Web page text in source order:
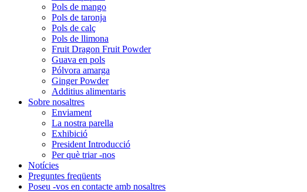
Pols de mango
Pols de taronja
Pols de calç
Pols de llimona
Fruit Dragon Fruit Powder
Guava en pols
Pólvora amarga
Ginger Powder
Additius alimentaris
Sobre nosaltres
Enviament
La nostra parella
Exhibició
President Introducció
Per què triar -nos
Notícies
Preguntes freqüents
Poseu -vos en contacte amb nosaltres